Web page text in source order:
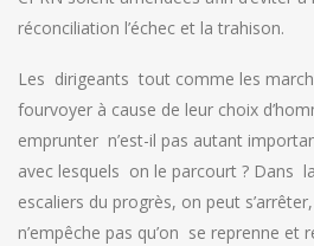
réconciliation l’échec et la trahison.
Les dirigeants tout comme les
fourvoyer à cause de leur choix
emprunter n’est-il pas autant
avec lesquels on le parcourt ? Dans
escaliers du progrès, on peut
n’empêche pas qu’on se reprenne